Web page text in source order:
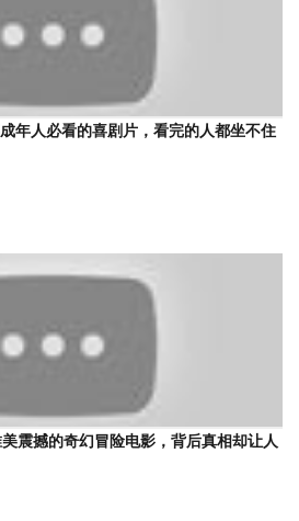
年人必看的喜剧片，看完的人都坐不住
震撼的奇幻冒险电影，背后真相却让人